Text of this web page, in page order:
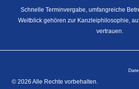
Schnelle Terminvergabe, umfangreiche
Weitblick gehören zur Kanzleiphilosophie,
vertrauen.
© 2026 Alle Rechte vorbehalten.